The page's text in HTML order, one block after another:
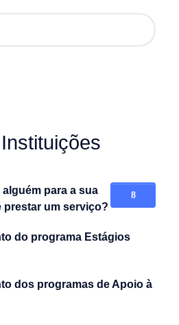
para a sua
prestar um serviço?
do programa Estágios
dos programas de Apoio à